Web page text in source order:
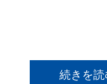
続きを読